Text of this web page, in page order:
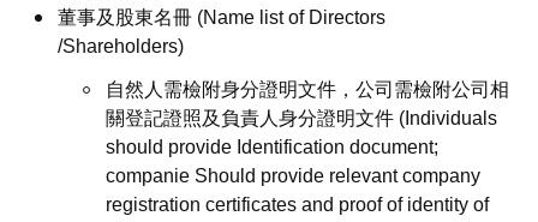
董事及股東名冊 (Name list of Directors
/Shareholders)
自然人需檢附身分證明文件，公司需檢附公司相
關登記證照及負責人身分證明文件 (Individuals
should provide Identification document;
companie Should provide relevant company
registration certificates and proof of identity of